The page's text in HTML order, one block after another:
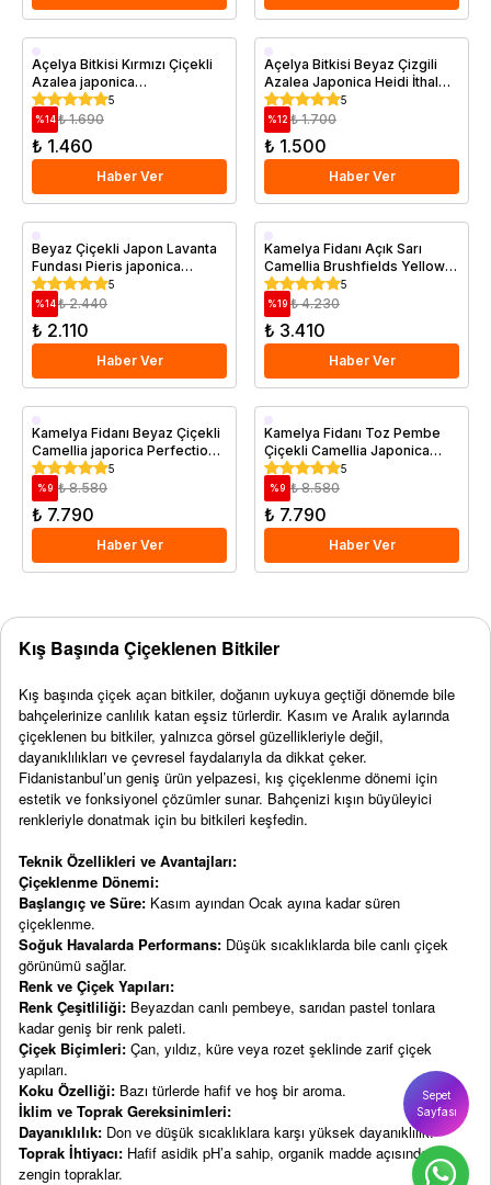
Sepet
Sayfası
Saksıda
Açelya Bitkisi Kırmızı Çiçekli
Azalea japonica
STEWARTSTONİAN İthal
Saksıda
5
%14 ₺ 1.690
₺ 1.460
Haber Ver
Saksıda
Açelya Bitkisi Beyaz Çizgili
Azalea Japonica Heidi İthal
Saksıda
5
%12 ₺ 1.700
₺ 1.500
Haber Ver
Saksıda
Beyaz Çiçekli Japon Lavanta
Fundası Pieris japonica
Taiwanensis 20-40 cm İthal
Saksıda
5
%14 ₺ 2.440
₺ 2.110
Haber Ver
Saksıda
Kamelya Fidanı Açık Sarı
Camellia Brushfields Yellow
20 40 cm Saksıda
5
%19 ₺ 4.230
₺ 3.410
Haber Ver
Saksıda
Kamelya Fidanı Beyaz Çiçekli
Camellia japorica Perfection
White İthal 100 cm
5
% 9 ₺ 8.580
₺ 7.790
Haber Ver
Saksıda
Kamelya Fidanı Toz Pembe
Çiçekli Camellia Japonica
Nucios Pearl İthal 5 Yaş
5
% 9 ₺ 8.580
₺ 7.790
Haber Ver
Kış Başında Çiçeklenen Bitkiler
Kış başında çiçek açan bitkiler, doğanın uykuya geçtiği dönemde bile
bahçelerinize canlılık katan eşsiz türlerdir. Kasım ve Aralık aylarında
çiçeklenen bu bitkiler, yalnızca görsel güzellikleriyle değil,
dayanıklılıkları ve çevresel faydalarıyla da dikkat çeker.
Fidanistanbul’un geniş ürün yelpazesi, kış çiçeklenme dönemi için
estetik ve fonksiyonel çözümler sunar. Bahçenizi kışın büyüleyici
renkleriyle donatmak için bu bitkileri keşfedin.
Teknik Özellikleri ve Avantajları:
Çiçeklenme Dönemi:
Başlangıç ve Süre: Kasım ayından Ocak ayına kadar süren
çiçeklenme.
Soğuk Havalarda Performans: Düşük sıcaklıklarda bile canlı çiçek
görünümü sağlar.
Renk ve Çiçek Yapıları:
Renk Çeşitliliği: Beyazdan canlı pembeye, sarıdan pastel tonlara
kadar geniş bir renk paleti.
Çiçek Biçimleri: Çan, yıldız, küre veya rozet şeklinde zarif çiçek
yapıları.
Koku Özelliği: Bazı türlerde hafif ve hoş bir aroma.
İklim ve Toprak Gereksinimleri:
Dayanıklılık: Don ve düşük sıcaklıklara karşı yüksek dayanıklılık.
Toprak İhtiyacı: Hafif asidik pH’a sahip, organik madde açısından
zengin topraklar.